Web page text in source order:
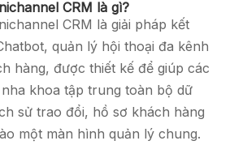
CRM là gì?
CRM là giải pháp kết
quản lý hội thoại đa kênh
hàng, được thiết kế để giúp các
khoa tập trung toàn bộ dữ
sử trao đổi, hồ sơ khách hàng
một màn hình quản lý chung.